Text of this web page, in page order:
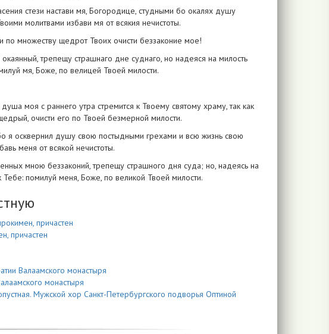
стези настави мя, Богородице, студными бо окалях душу
молитвами избави мя от всякия нечистоты.
множеству щедрот Твоих очисти беззаконие мое!
трепещу страшнаго дне суднаго, но надеяся на милость
мя, Боже, по велицей Твоей милости.
моя с раннего утра стремится к Твоему святому храму, так как
очисти его по Твоей безмерной милости.
я осквернил душу свою постыдными грехами и всю жизнь свою
меня от всякой нечистоты.
мною беззаконий, трепещу страшного дня суда; но, надеясь на
помилуй меня, Боже, по великой Твоей милости.
причастен
причастен
Валаамского монастыря
монастыря
Мужской хор Санкт-Петербургского подворья Оптиной